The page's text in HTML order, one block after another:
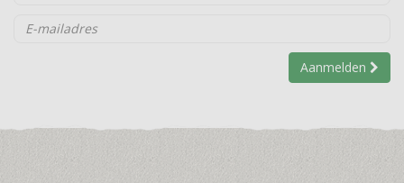
Aanmelden